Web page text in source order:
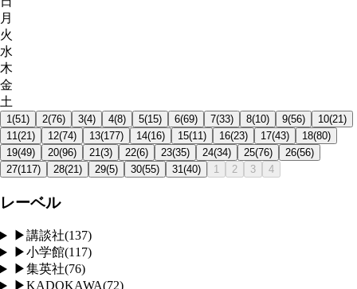
月
火
水
木
金
土
1 (51 ) 2(76) 3(4) 4(8) 5(15) 6(69) 7(33) 8(10) 9(56) 10(21 )
11 (21 ) 12(74) 13(177) 14(16) 15(11 ) 16(23) 17(43) 18(80)
19(49) 20(96) 21 (3) 22(6) 23(35) 24(34) 25(76) 26(56)
27(117) 28(21 ) 29(5) 30(55) 31 (40) 1 2 3 4
レーベル
▶講談社(137)
▶小学館(117)
▶集英社(76)
▶KADOKAWA(72)